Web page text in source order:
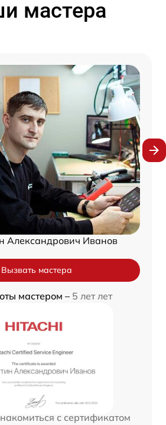
мастера
Александрович Иванов
Вызвать мастера
мастером – 5 лет лет
с сертификатом